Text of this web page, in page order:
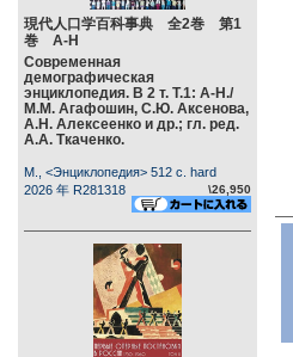
現代人口学百科事典 全2巻 第1
巻 А-Н
Современная
демографическая
энциклопедия. В 2 т. Т.1: А-Н./
М.М. Агафошин, С.Ю. Аксенова,
А.Н. Алексеенко и др.; гл. ред.
А.А. Ткаченко.
М., <Энциклопедия> 512 c. hard
2026 年 R281318
\26,950